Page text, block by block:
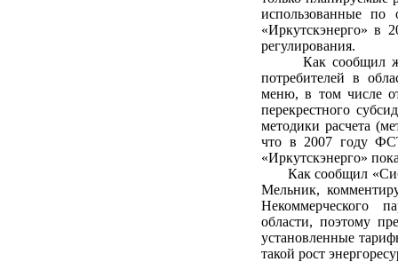
использованные по
«Иркутскэнерго» в
регулирования.
Как сообщил
потребителей в
меню, в том числе
перекрестного
методики расчета
что в 2007 году
«Иркутскэнерго»
Как сообщил
Мельник,
Некоммерческого
области, поэтому
установленные
такой рост